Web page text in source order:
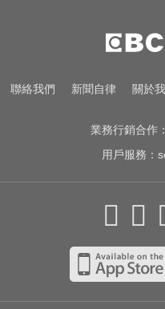
NBA／灰熊前
醫認定毒品意外
愛玩車／北極
聯絡我們 新聞自律 關於
業務行銷合作：
用戶服務：